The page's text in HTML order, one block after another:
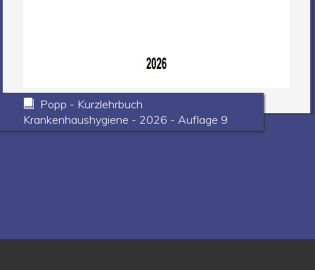
Popp - Kurzlehrbuch
Krankenhaushygiene - 2026 - Auflage 9